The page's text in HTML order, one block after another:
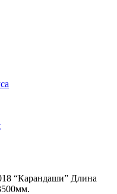
“Карандаши” Длина